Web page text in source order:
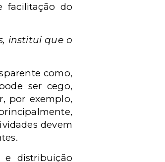
facilitação do
institui que o
como,
ser cego,
por exemplo,
devem
distribuição